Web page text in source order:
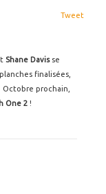
Tweet
Shane Davis se
finalisées,
prochain,
One 2 !